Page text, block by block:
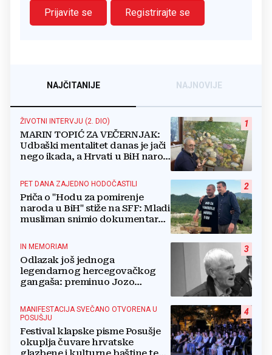
Prijavite se
Registrirajte se
NAJČITANIJE NAJNOVIJE
1
ŽIVOTNI INTERVJU (2. DIO)
MARIN TOPIĆ ZA VEČERNJAK:
Udbaški mentalitet danas je jači
nego ikada, a Hrvati u BiH narod
2
PET DANA ZAJEDNO HODOČASTILI
Priča o "Hodu za pomirenje
naroda u BiH" stiže na SFF: Mladi
musliman snimio dokumentarac
3
IN MEMORIAM
Odlazak još jednoga
legendarnog hercegovačkog
gangaša: preminuo Jozo
4
MANIFESTACIJA SVEČANO OTVORENA U
POSUŠJU
Festival klapske pisme Posušje
okuplja čuvare hrvatske